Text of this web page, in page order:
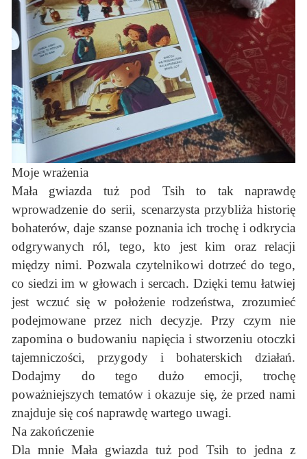
Moje wrażenia
Mała gwiazda tuż pod Tsih to tak naprawdę
wprowadzenie do serii, scenarzysta przybliża historię
bohaterów, daje szanse poznania ich trochę i odkrycia
odgrywanych ról, tego, kto jest kim oraz relacji
między nimi. Pozwala czytelnikowi dotrzeć do tego,
co siedzi im w głowach i sercach. Dzięki temu łatwiej
jest wczuć się w położenie rodzeństwa, zrozumieć
podejmowane przez nich decyzje. Przy czym nie
zapomina o budowaniu napięcia i stworzeniu otoczki
tajemniczości, przygody i bohaterskich działań.
Dodajmy do tego dużo emocji, trochę
poważniejszych tematów i okazuje się, że przed nami
znajduje się coś naprawdę wartego uwagi.
Na zakończenie
Dla mnie Mała gwiazda tuż pod Tsih to jedna z